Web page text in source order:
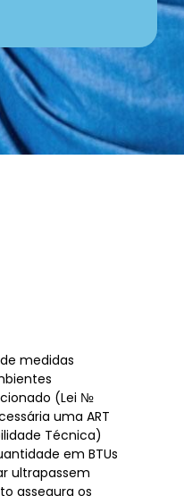
medidas
(Lei №
uma ART
Técnica)
em BTUs
ultrapassem
assegura os